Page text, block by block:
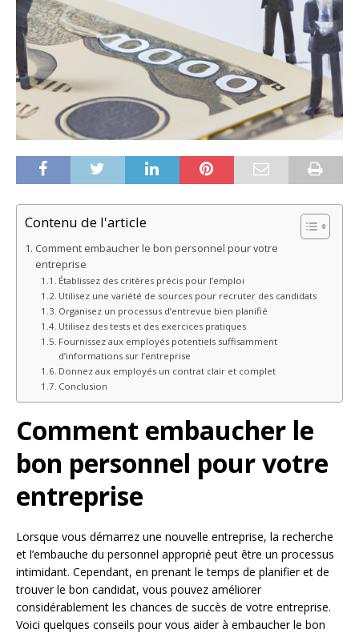
Contenu de l'article
Comment embaucher le bon personnel pour votre
entreprise
Établissez des critères précis pour l’emploi
Utilisez une variété de sources pour recruter des candidats
Organisez un processus d’entrevue bien planifié
Utilisez des tests et des exercices pratiques
Fournissez aux employés potentiels suffisamment
d’informations sur l’entreprise
Donnez aux employés un contrat clair et complet
Conclusion
Comment embaucher le
bon personnel pour votre
entreprise
Lorsque vous démarrez une nouvelle entreprise, la recherche
et l’embauche du personnel approprié peut être un processus
intimidant. Cependant, en prenant le temps de planifier et de
trouver le bon candidat, vous pouvez améliorer
considérablement les chances de succès de votre entreprise.
Voici quelques conseils pour vous aider à embaucher le bon